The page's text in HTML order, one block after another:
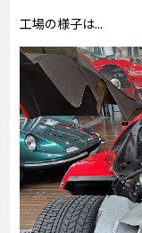
工場の様子は...